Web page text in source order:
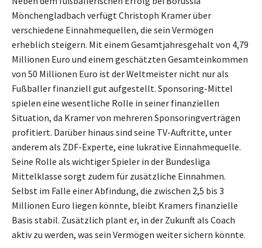
Mönchengladbach verfügt Christoph Kramer über
verschiedene Einnahmequellen, die sein Vermögen
erheblich steigern. Mit einem Gesamtjahresgehalt von 4,79
Millionen Euro und einem geschätzten Gesamteinkommen
von 50 Millionen Euro ist der Weltmeister nicht nur als
Fußballer finanziell gut aufgestellt. Sponsoring-Mittel
spielen eine wesentliche Rolle in seiner finanziellen
Situation, da Kramer von mehreren Sponsoringverträgen
profitiert. Darüber hinaus sind seine TV-Auftritte, unter
anderem als ZDF-Experte, eine lukrative Einnahmequelle.
Seine Rolle als wichtiger Spieler in der Bundesliga
Mittelklasse sorgt zudem für zusätzliche Einnahmen.
Selbst im Falle einer Abfindung, die zwischen 2,5 bis 3
Millionen Euro liegen könnte, bleibt Kramers finanzielle
Basis stabil. Zusätzlich plant er, in der Zukunft als Coach
aktiv zu werden, was sein Vermögen weiter sichern könnte.